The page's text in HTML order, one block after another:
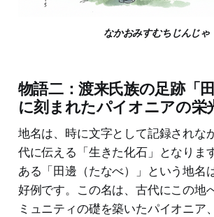
なかおみすむちじんじゃ
物語二：渡来氏族の足跡「
に刻まれたパイオニアの栄
地名は、時に文字として記録されな
代に伝える「生きた化石」となりま
ある「田邊（たなべ）」という地名
好例です。この名は、古代にこの地
ミュニティの礎を築いたパイオニア